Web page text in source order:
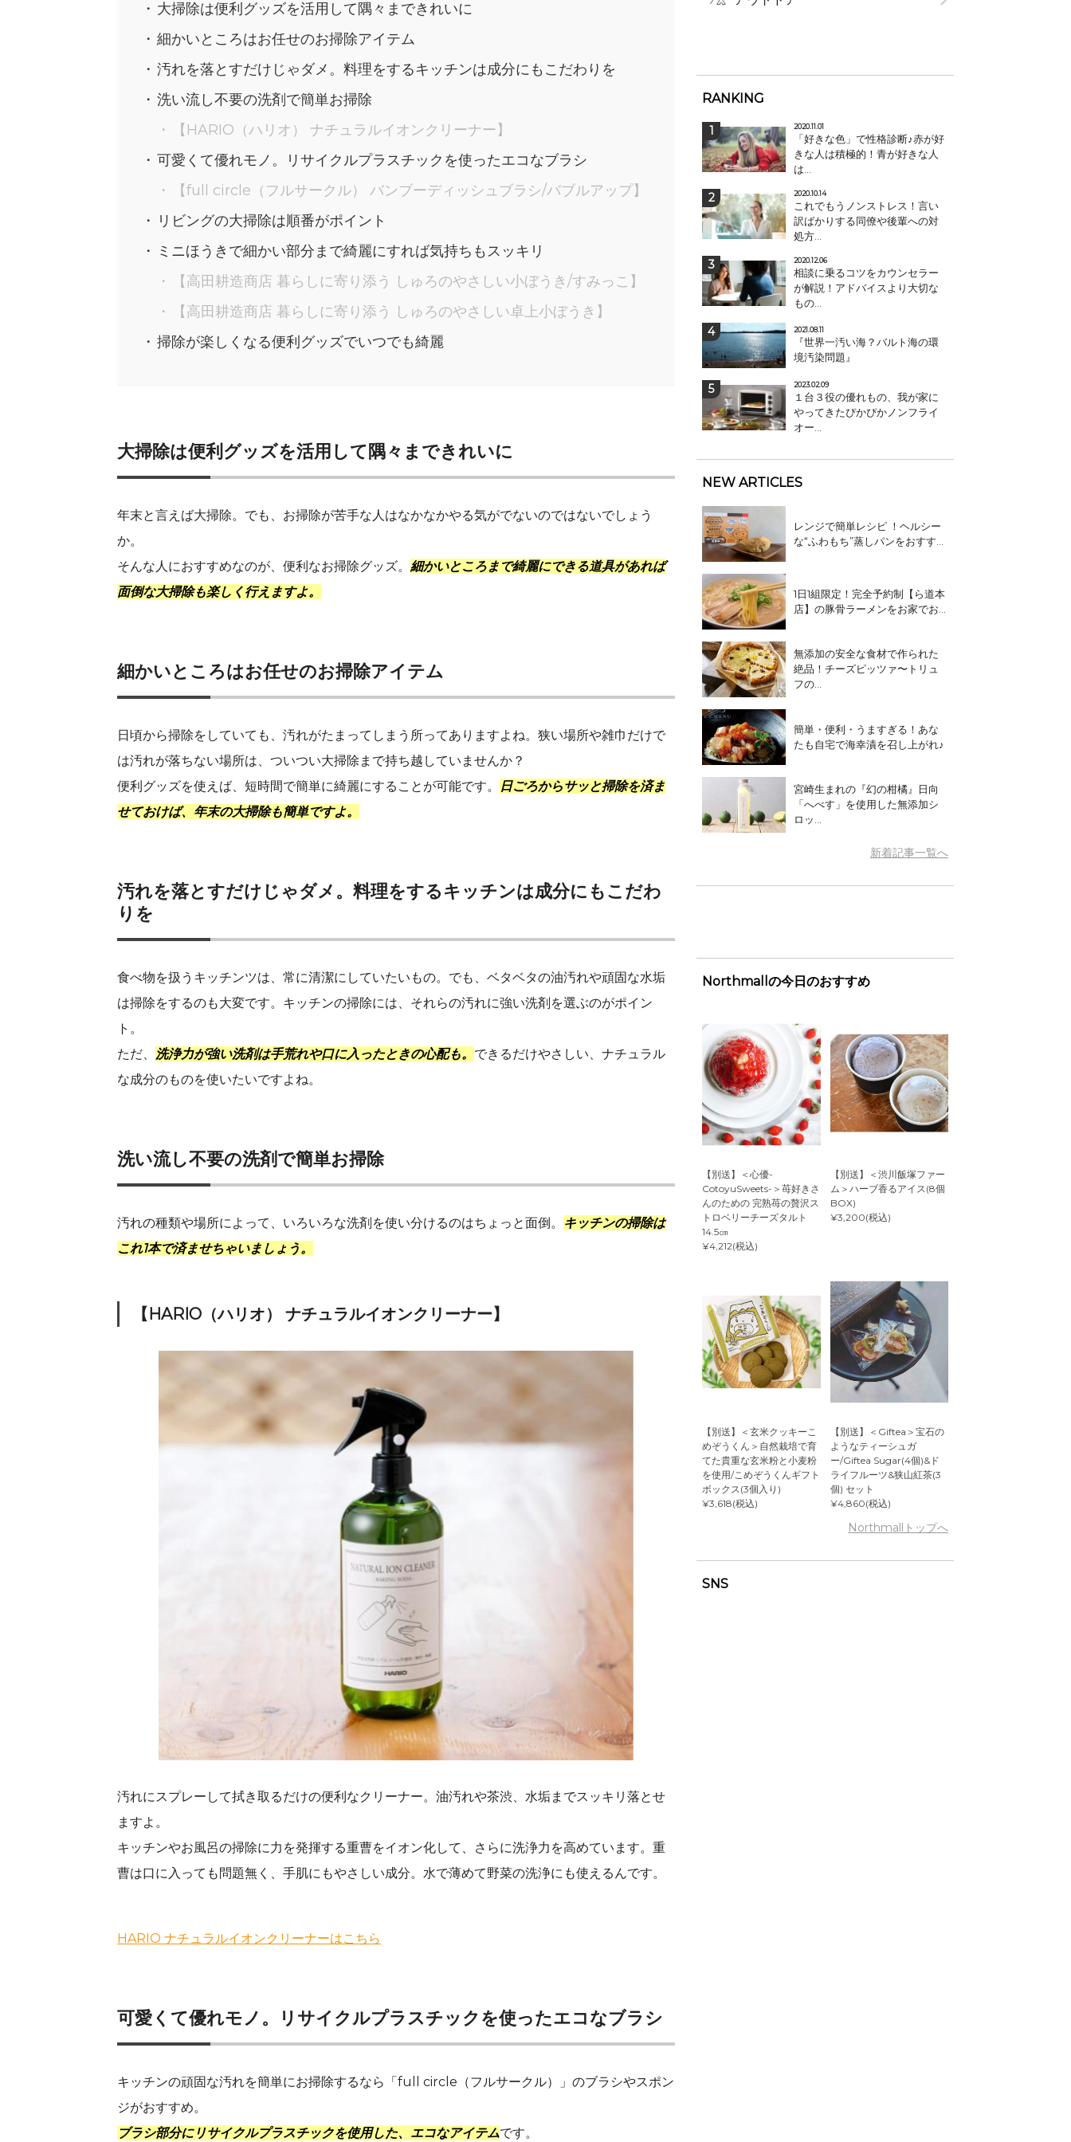
大掃除は便利グッズを活用して隅々まできれいに
細かいところはお任せのお掃除アイテム
汚れを落とすだけじゃダメ。料理をするキッチンは成分にもこだわりを
洗い流し不要の洗剤で簡単お掃除
【HARIO（ハリオ） ナチュラルイオンクリーナー】
可愛くて優れモノ。リサイクルプラスチックを使ったエコなブラシ
【full circle（フルサークル） バンブーディッシュブラシ/バブルアップ】
リビングの大掃除は順番がポイント
ミニほうきで細かい部分まで綺麗にすれば気持ちもスッキリ
【高田耕造商店 暮らしに寄り添う しゅろのやさしい小ぼうき/すみっこ】
【高田耕造商店 暮らしに寄り添う しゅろのやさしい卓上小ぼうき】
掃除が楽しくなる便利グッズでいつでも綺麗
大掃除は便利グッズを活用して隅々まできれいに
年末と言えば大掃除。でも、お掃除が苦手な人はなかなかやる気がでないのではないでしょう
か。
そんな人におすすめなのが、便利なお掃除グッズ。 細かいところまで綺麗にできる道具があれば
面倒な大掃除も楽しく行えますよ。
細かいところはお任せのお掃除アイテム
日頃から掃除をしていても、汚れがたまってしまう所ってありますよね。狭い場所や雑巾だけで
は汚れが落ちない場所は、ついつい大掃除まで持ち越していませんか？
便利グッズを使えば、短時間で簡単に綺麗にすることが可能です。
日ごろからサッと掃除を済ま
せておけば、年末の大掃除も簡単ですよ。
汚れを落とすだけじゃダメ。料理をするキッチンは成分にもこだわ
りを
食べ物を扱うキッチンツは、常に清潔にしていたいもの。でも、ベタベタの油汚れや頑固な水垢
は掃除をするのも大変です。キッチンの掃除には、それらの汚れに強い洗剤を選ぶのがポイン
ト。
ただ、 洗浄力が強い洗剤は手荒れや口に入ったときの心配も。 できるだけやさしい、ナチュラル
な成分のものを使いたいですよね。
洗い流し不要の洗剤で簡単お掃除
汚れの種類や場所によって、いろいろな洗剤を使い分けるのはちょっと面倒。
キッチンの掃除は
これ1本で済ませちゃいましょう。
【HARIO（ハリオ） ナチュラルイオンクリーナー】
汚れにスプレーして拭き取るだけの便利なクリーナー。油汚れや茶渋、水垢までスッキリ落とせ
ますよ。
キッチンやお風呂の掃除に力を発揮する重曹をイオン化して、さらに洗浄力を高めています。重
曹は口に入っても問題無く、手肌にもやさしい成分。水で薄めて野菜の洗浄にも使えるんです。
HARIO ナチュラルイオンクリーナーはこちら
可愛くて優れモノ。リサイクルプラスチックを使ったエコなブラシ
キッチンの頑固な汚れを簡単にお掃除するなら「full circle（フルサークル）」のブラシやスポン
ジがおすすめ。
ブラシ部分にリサイクルプラスチックを使用した、エコなアイテムです。
RANKING
2020.11.01
「好きな色」で性格診断♪赤が好
きな人は積極的！青が好きな人
は...
2020.10.14
これでもうノンストレス！言い
訳ばかりする同僚や後輩への対
処方...
2020.12.06
相談に乗るコツをカウンセラー
が解説！アドバイスより大切な
もの...
2021.08.11
『世界一汚い海？バルト海の環
境汚染問題』
2023.02.09
１台３役の優れもの、我が家に
やってきたぴかぴかノンフライ
オー...
NEW ARTICLES
レンジで簡単レシピ ！ヘルシー
な“ふわもち”蒸しパンをおすす...
1日1組限定！完全予約制【ら道本
店】の豚骨ラーメンをお家でお...
無添加の安全な食材で作られた
絶品！チーズピッツァ〜トリュ
フの...
簡単・便利・うますぎる！あな
たも自宅で海幸漬を召し上がれ♪
宮崎生まれの『幻の柑橘』日向
「へべす」を使用した無添加シ
ロッ...
新着記事一覧へ
Northmallの今日のおすすめ
【別送】＜心優-
CotoyuSweets-＞苺好きさ
んのための 完熟苺の贅沢ス
トロベリーチーズタルト
14.5㎝
¥4,212(税込)
【別送】＜渋川飯塚ファー
ム＞ハーブ香るアイス(8個
BOX)
¥3,200(税込)
【別送】＜玄米クッキーこ
めぞうくん＞自然栽培で育
てた貴重な玄米粉と小麦粉
を使用/こめぞうくんギフト
ボックス(3個入り)
¥3,618(税込)
【別送】＜Giftea＞宝石の
ようなティーシュガ
ー/Giftea Sugar(4個)&ド
ライフルーツ&狭山紅茶(3
個) セット
¥4,860(税込)
Northmallトップへ
SNS